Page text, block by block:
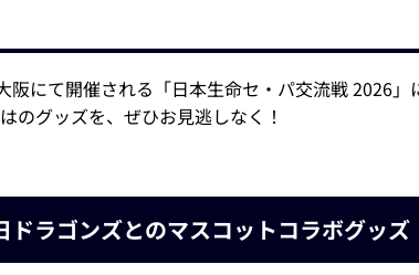
阪にて開催される「日本生命セ・パ交流戦 2026
のグッズを、ぜひお見逃しなく！
ドラゴンズとのマスコットコラボグッズ